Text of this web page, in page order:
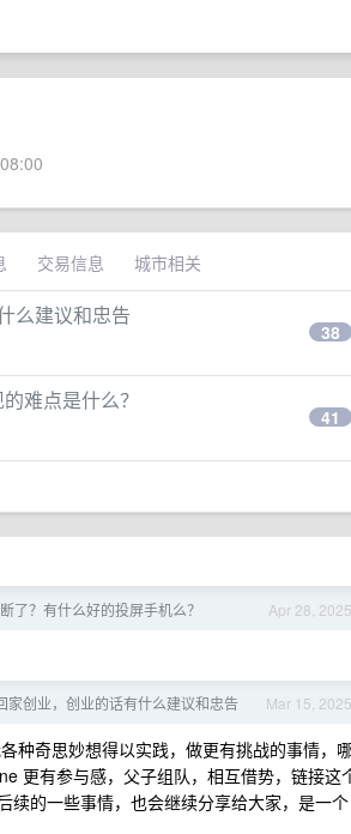
交易信息 城市相关
么建议和忠告
38
难点是什么？
41
Apr 28, 2025
了？有什么好的投屏手机么？
Mar 15, 2025
创业，创业的话有什么建议和忠告
种奇思妙想得以实践，做更有挑战的事情，
更有参与感，父子组队，相互借势，链接这
续的一些事情，也会继续分享给大家，是一个